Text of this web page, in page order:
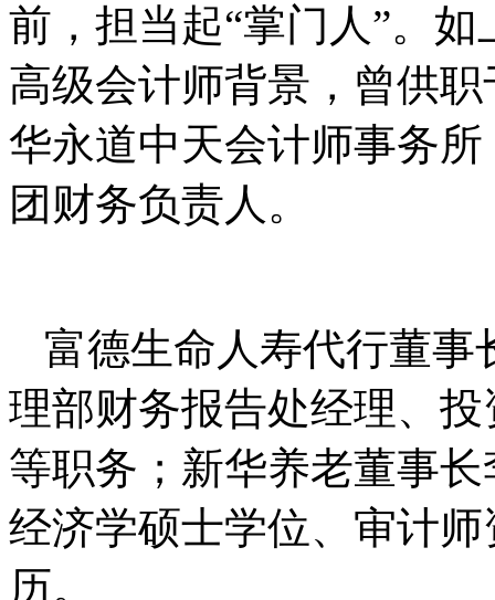
前，担当起“掌门人”。
高级会计师背景，曾供
华永道中天会计师事务
团财务负责人。
富德生命人寿代行董事
理部财务报告处经理、
等职务；新华养老董事
经济学硕士学位、审计
历。